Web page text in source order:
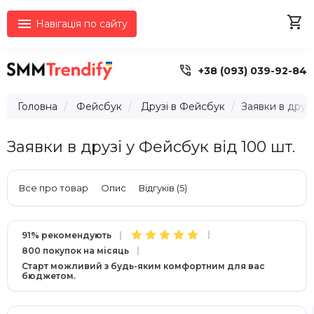
 Навігація по сайту 
 +38 (093) 039-92-84
Головна Фейсбук Друзі в Фейсбук Заявки в
Заявки в друзі у Фейсбук від 100 шт.
Все про товар Опис Відгуків (5)
91% рекомендують
800 покупок на місяць
Старт можливий з будь-яким комфортним для вас
бюджетом.